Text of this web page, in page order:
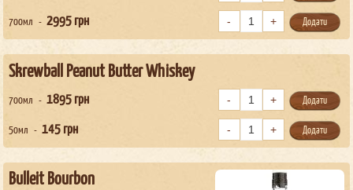
700мл 2995 грн Додати
Skrewball Peanut Butter Whiskey
700мл 1895 грн Додати
50мл 145 грн Додати
Bulleit Bourbon